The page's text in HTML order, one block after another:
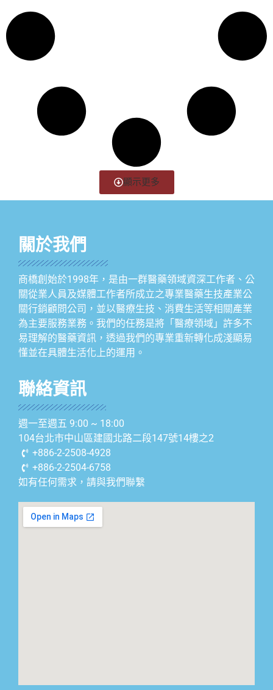
顯示更多
關於我們
商橋創始於1998年，是由一群醫藥領域資深工作者、公
關從業人員及媒體工作者所成立之專業醫藥生技產業公
關行銷顧問公司，並以醫療生技、消費生活等相關產業
為主要服務業務。我們的任務是將「醫療領域」許多不
易理解的醫藥資訊，透過我們的專業重新轉化成淺顯易
懂並在具體生活化上的運用。
聯絡資訊
週一至週五 9:00 ~ 18:00
104台北市中山區建國北路二段147號14樓之2
+886-2-2508-4928
+886-2-2504-6758
如有任何需求，請與我們聯繫